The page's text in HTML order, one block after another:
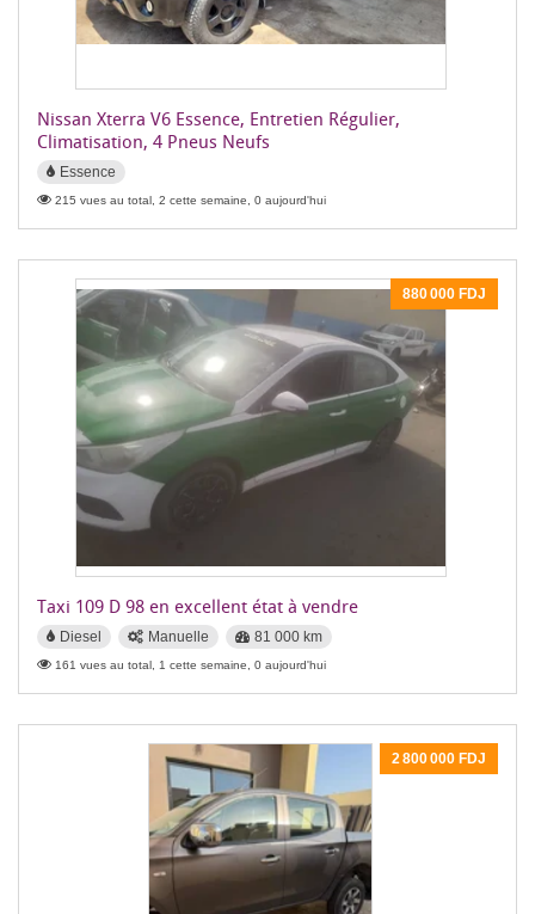
Nissan Xterra V6 Essence, Entretien Régulier,
Climatisation, 4 Pneus Neufs
Essence
215 vues au total, 2 cette semaine, 0 aujourd'hui
880 000 FDJ
Taxi 109 D 98 en excellent état à vendre
Diesel Manuelle 81 000 km
161 vues au total, 1 cette semaine, 0 aujourd'hui
2 800 000 FDJ